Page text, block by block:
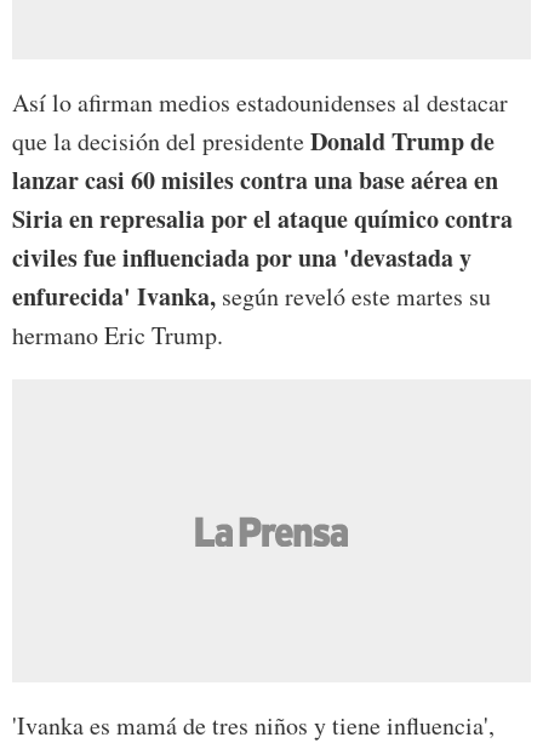
Así lo afirman medios estadounidenses al destacar
que la decisión del presidenteDonald Trump de
lanzar casi 60 misiles contra una base aérea en
Siria en represalia por el ataque químico contra
civiles fue influenciada por una 'devastada y
enfurecida' Ivanka, según reveló este martes su
hermano Eric Trump.
'Ivanka es mamá de tres niños y tiene influencia',